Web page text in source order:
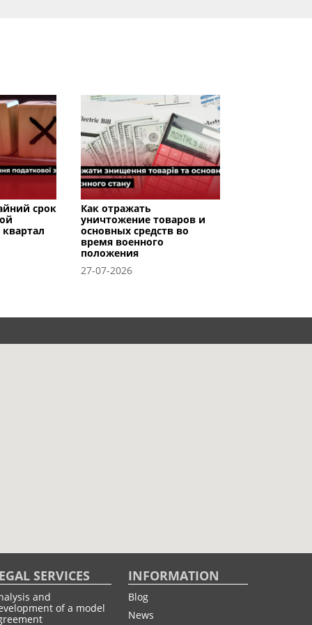
срок
Как отражать
уничтожение товаров и
основных средств во
время военного
положения
27-07-2026
SERVICES
and
of a model
INFORMATION
Blog
News